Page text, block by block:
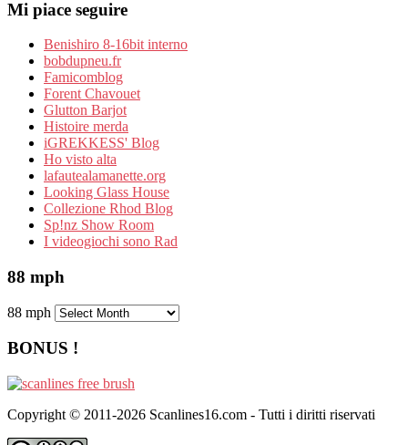
Mi piace seguire
Benishiro 8-16bit interno
bobdupneu.fr
Famicomblog
Forent Chavouet
Glutton Barjot
Histoire merda
iGREKKESS' Blog
Ho visto alta
lafautealamanette.org
Looking Glass House
Collezione Rhod Blog
Sp!nz Show Room
I videogiochi sono Rad
88 mph
88 mph
BONUS !
Copyright © 2011-2026 Scanlines16.com - Tutti i diritti riservati